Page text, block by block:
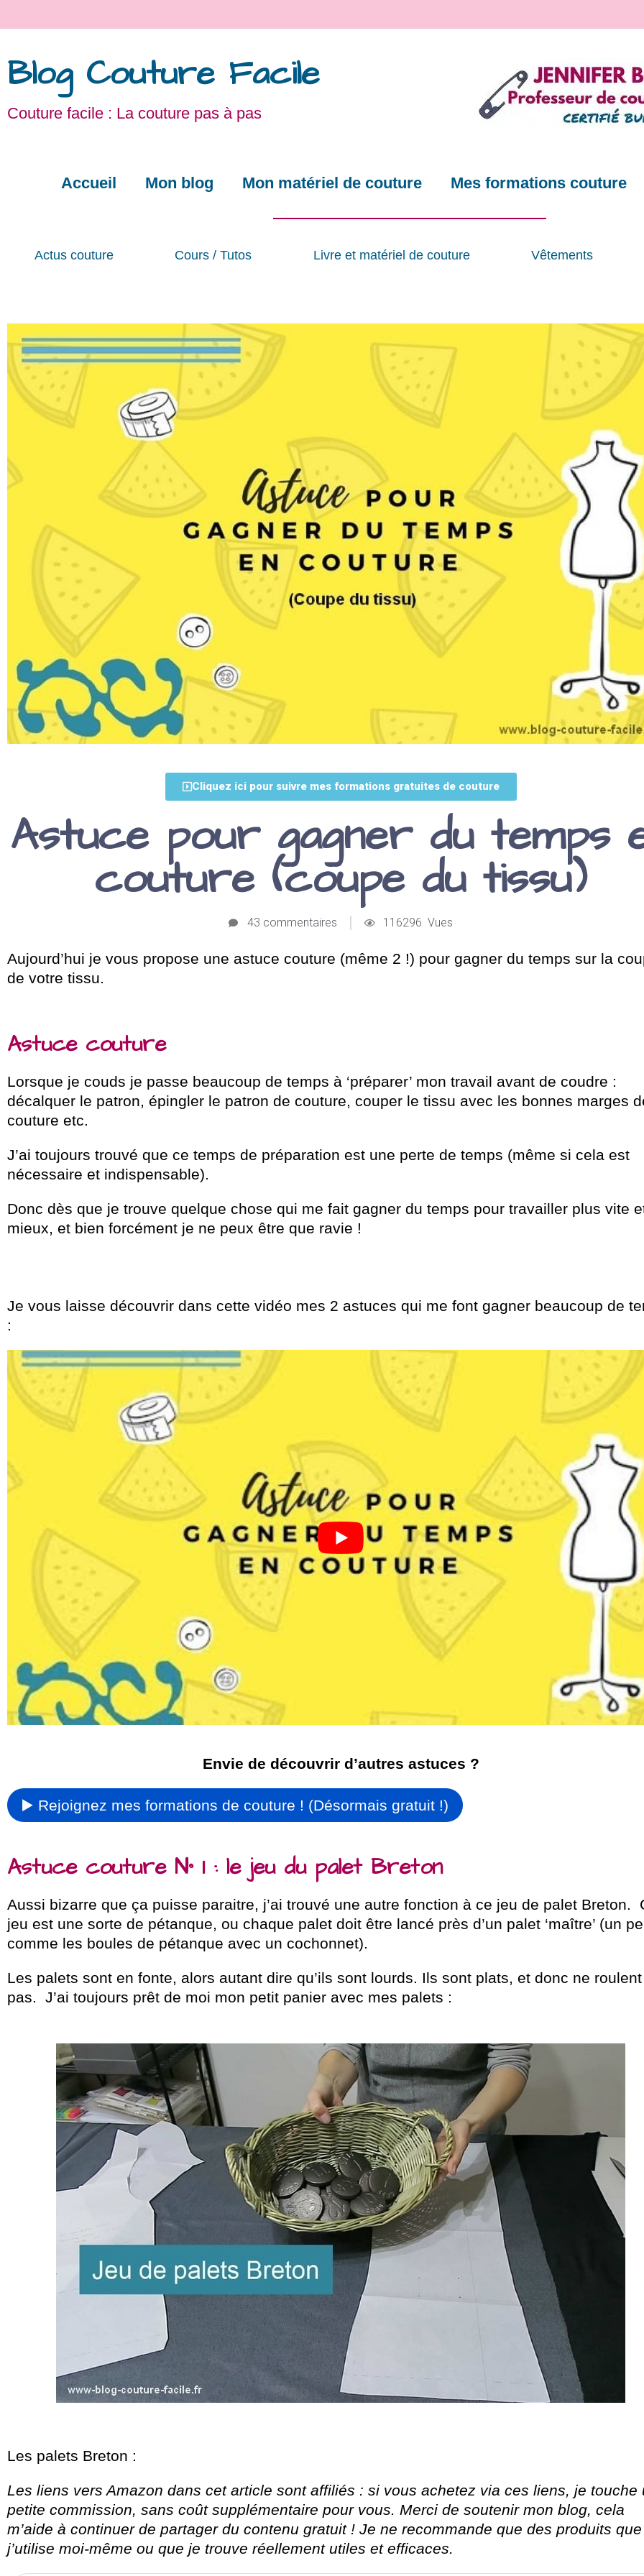
Blog Couture Facile
Couture facile : La couture pas à pas
Accueil Mon blog Mon matériel de couture Mes formations couture
Actus couture Cours / Tutos Livre et matériel de couture Vêtements
Cliquez ici pour suivre mes formations gratuites de couture
Astuce pour gagner du temps
couture (coupe du tissu)
43 commentaires 116296 Vues
Aujourd’hui je vous propose une astuce couture (même 2 !) pour gagner du temps sur la
de votre tissu.
Astuce couture
Lorsque je couds je passe beaucoup de temps à ‘préparer’ mon travail avant de coudre :
décalquer le patron, épingler le patron de couture, couper le tissu avec les bonnes marges
couture etc.
J’ai toujours trouvé que ce temps de préparation est une perte de temps (même si cela est
nécessaire et indispensable).
Donc dès que je trouve quelque chose qui me fait gagner du temps pour travailler plus vite
mieux, et bien forcément je ne peux être que ravie !
Je vous laisse découvrir dans cette vidéo mes 2 astuces qui me font gagner beaucoup de
:
Envie de découvrir d’autres astuces ?
▶️ Rejoignez mes formations de couture ! (Désormais gratuit !)
Astuce couture N° 1 : le jeu du palet Breton
Aussi bizarre que ça puisse paraitre, j’ai trouvé une autre fonction à ce jeu de palet Breton.
jeu est une sorte de pétanque, ou chaque palet doit être lancé près d’un palet ‘maître’ (un
comme les boules de pétanque avec un cochonnet).
Les palets sont en fonte, alors autant dire qu’ils sont lourds. Ils sont plats, et donc ne roulent
pas. J’ai toujours prêt de moi mon petit panier avec mes palets :
Les palets Breton :
Les liens vers Amazon dans cet article sont affiliés : si vous achetez via ces liens, je touche
petite commission, sans coût supplémentaire pour vous. Merci de soutenir mon blog, cela
m’aide à continuer de partager du contenu gratuit ! Je ne recommande que des produits que
j’utilise moi-même ou que je trouve réellement utiles et efficaces.